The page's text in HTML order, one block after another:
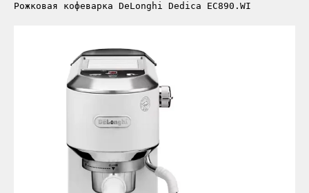
Рожковая кофеварка DeLonghi Dedica EC890.WI